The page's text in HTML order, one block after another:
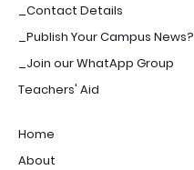
_Contact Details
_Publish Your Campus News?
_Join our WhatApp Group
Teachers' Aid
Home
About